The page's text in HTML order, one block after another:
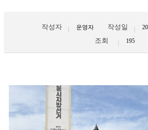
작성자 운영자 작성일
조회 195